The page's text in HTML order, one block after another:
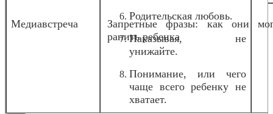
Медиавстреча
Запретные фразы: как они
ранить ребенка
Родительская любовь.
Наказывая, не
унижайте.
Понимание, или чего
чаще всего ребенку не
хватает.